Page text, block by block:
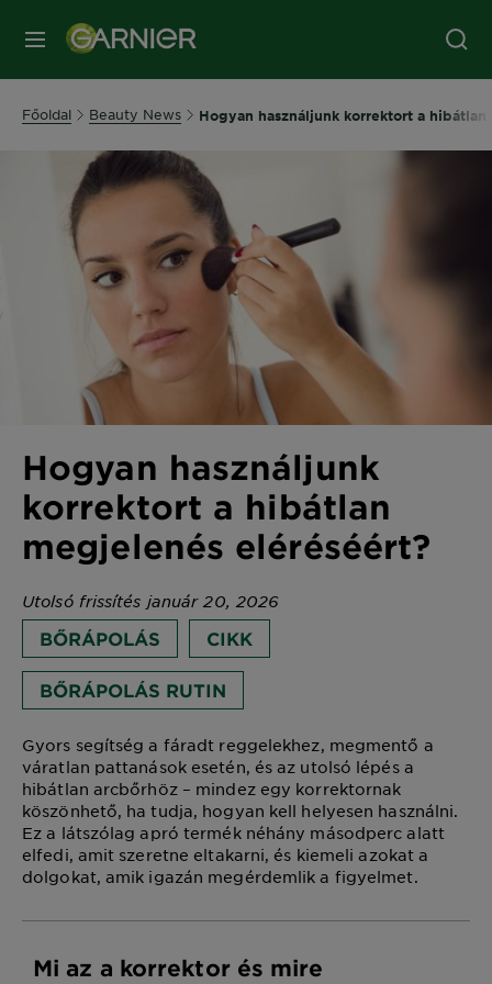
MENÜ
Főoldal Beauty News Hogyan használjunk korrektort a
Hogyan használjunk
korrektort a hibátlan
megjelenés eléréséért?
Utolsó frissítés január 20, 2026
BŐRÁPOLÁS CIKK
BŐRÁPOLÁS RUTIN
Gyors segítség a fáradt reggelekhez, megmentő a
váratlan pattanások esetén, és az utolsó lépés a
hibátlan arcbőrhöz – mindez egy korrektornak
köszönhető, ha tudja, hogyan kell helyesen használni.
Ez a látszólag apró termék néhány másodperc alatt
elfedi, amit szeretne eltakarni, és kiemeli azokat a
dolgokat, amik igazán megérdemlik a figyelmet.
Mi az a korrektor és mire